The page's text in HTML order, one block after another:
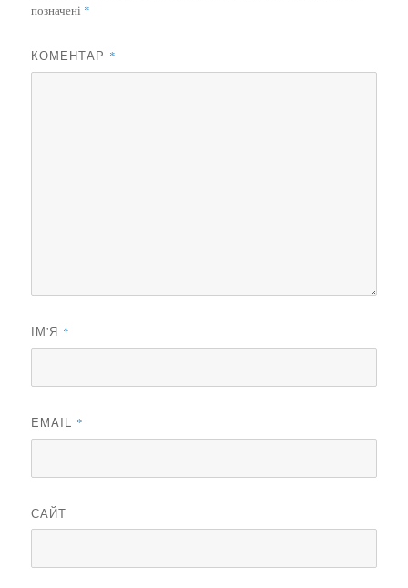
позначені *
КОМЕНТАР *
ІМ'Я *
EMAIL *
САЙТ